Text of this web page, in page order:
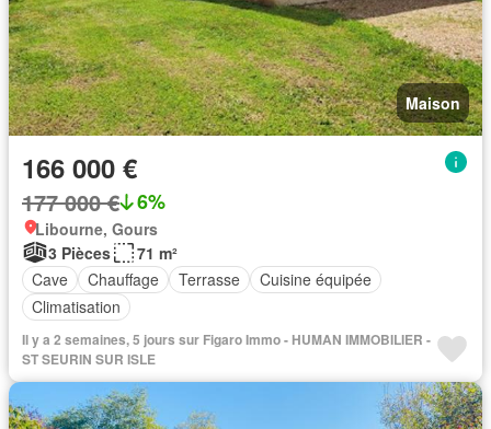
Maison
166 000 €
177 000 € 6%
Libourne, Gours
3 Pièces
71 m²
Cave
Chauffage Terrasse
Cuisine équipée
Climatisation
Il y a 2 semaines, 5 jours sur Figaro Immo - HUMAN IMMOBILIER -
ST SEURIN SUR ISLE